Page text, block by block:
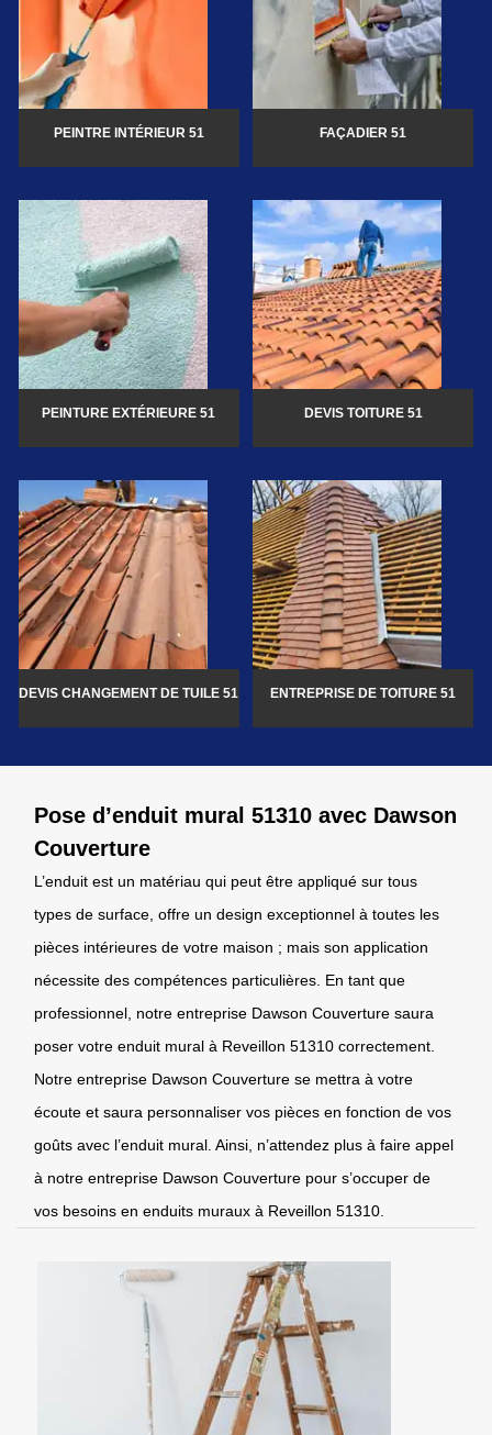
PEINTRE INTÉRIEUR 51 FAÇADIER 51
PEINTURE EXTÉRIEURE 51 DEVIS TOITURE 51
DEVIS CHANGEMENT DE TUILE 51 ENTREPRISE DE TOITURE 51
Pose d’enduit mural 51310 avec Dawson
Couverture
L’enduit est un matériau qui peut être appliqué sur tous
types de surface, offre un design exceptionnel à toutes les
pièces intérieures de votre maison ; mais son application
nécessite des compétences particulières. En tant que
professionnel, notre entreprise Dawson Couverture saura
poser votre enduit mural à Reveillon 51310 correctement.
Notre entreprise Dawson Couverture se mettra à votre
écoute et saura personnaliser vos pièces en fonction de vos
goûts avec l’enduit mural. Ainsi, n’attendez plus à faire appel
à notre entreprise Dawson Couverture pour s’occuper de
vos besoins en enduits muraux à Reveillon 51310.